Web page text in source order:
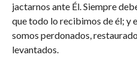
jactarnos ante Él. Siempre
que todo lo recibimos de él; y
somos perdonados,
levantados.